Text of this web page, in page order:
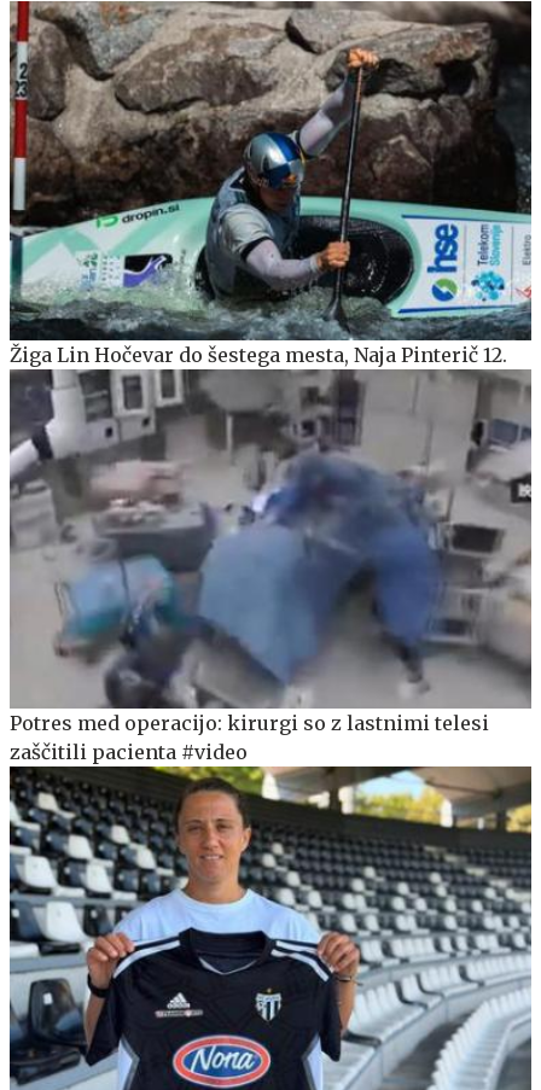
Žiga Lin Hočevar do šestega mesta, Naja Pinterič 12.
Potres med operacijo: kirurgi so z lastnimi telesi
zaščitili pacienta #video